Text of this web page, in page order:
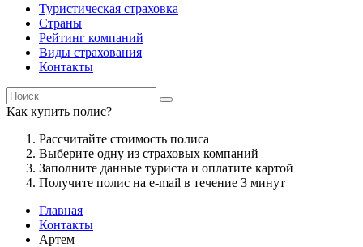
Туристическая страховка
Страны
Рейтинг компаний
Виды страхования
Контакты
Как купить полис?
Рассчитайте стоимость полиса
Выберите одну из страховых компаний
Заполните данные туриста и оплатите картой
Получите полис на e-mail в течение 3 минут
Главная
Контакты
Артем